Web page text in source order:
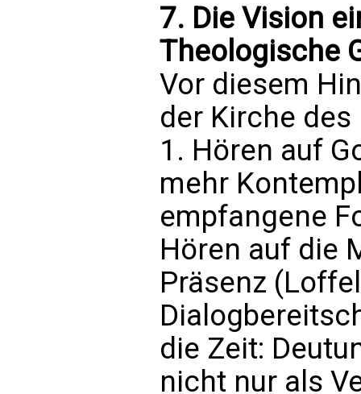
7. Die Vision
Theologische
Vor diesem
der Kirche
1. Hören auf
mehr
empfangene
Hören auf die
Präsenz
die Zeit:
nicht nur als